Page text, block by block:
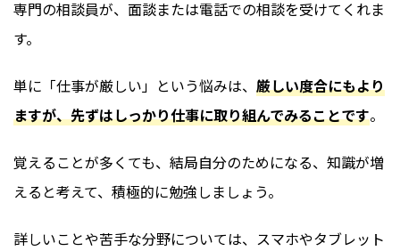
専門の相談員が、面談または電話での相談を受けてくれま
す。
単に「仕事が厳しい」という悩みは、 厳しい度合にもより
ますが、先ずはしっかり仕事に取り組んでみることです。
覚えることが多くても、結局自分のためになる、知識が増
えると考えて、積極的に勉強しましょう。
詳しいことや苦手な分野については、スマホやタブレット